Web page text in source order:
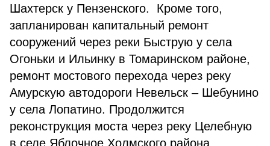
Шахтерск у Пензенского. Кроме того,
запланирован капитальный ремонт
сооружений через реки Быструю у села
Огоньки и Ильинку в Томаринском районе,
ремонт мостового перехода через реку
Амурскую автодороги Невельск – Шебунино
у села Лопатино. Продолжится
реконструкция моста через реку Целебную
в селе Яблочное Холмского района.